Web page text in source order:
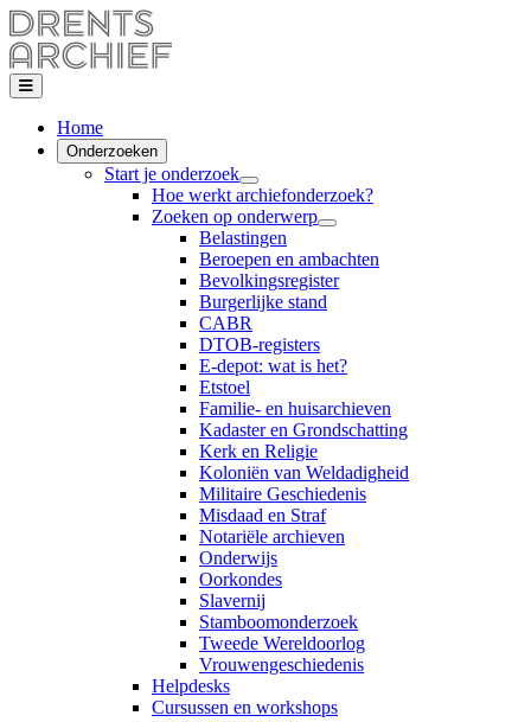
Home
Onderzoeken
Start je onderzoek
Hoe werkt archiefonderzoek?
Zoeken op onderwerp
Belastingen
Beroepen en ambachten
Bevolkingsregister
Burgerlijke stand
CABR
DTOB-registers
E-depot: wat is het?
Etstoel
Familie- en huisarchieven
Kadaster en Grondschatting
Kerk en Religie
Koloniën van Weldadigheid
Militaire Geschiedenis
Misdaad en Straf
Notariële archieven
Onderwijs
Oorkondes
Slavernij
Stamboomonderzoek
Tweede Wereldoorlog
Vrouwengeschiedenis
Helpdesks
Cursussen en workshops